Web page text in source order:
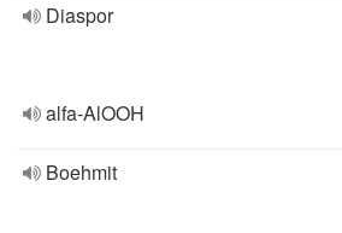
Diaspor
alfa-AlOOH
Boehmit